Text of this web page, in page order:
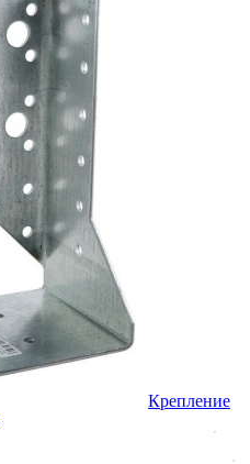
Крепление